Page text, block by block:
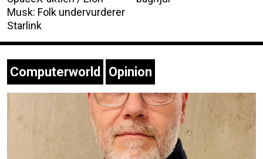
Musk: Folk undervurderer
Starlink
Computerworld Opinion